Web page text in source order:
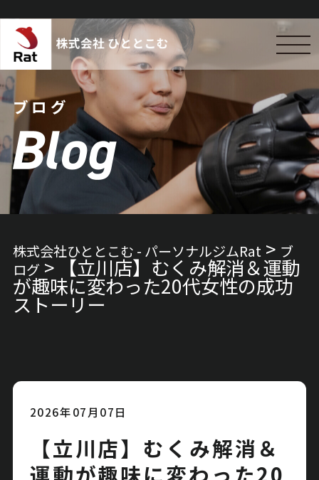
ブログ
株式会社ひととこむ - パーソナルジムRat > ブ
ログ> 【立川店】むくみ解消＆運動
が趣味に変わった20代女性の成功
ストーリー
2026年07月07日
【立川店】むくみ解消＆
運動が趣味に変わった20